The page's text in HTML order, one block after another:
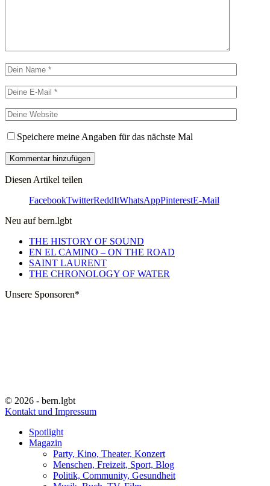
Speichere meine Angaben für das nächste Mal
Diesen Artikel teilen
FacebookTwitterReddItWhatsAppPinterestE-Mail
Neu auf bern.lgbt
THE HISTORY OF SOUND
EN EL CAMINO – ON THE ROAD
SAINT LAURENT
THE CHRONOLOGY OF WATER
Unsere Sponsoren*
© 2026 - bern.lgbt
Kontakt und Impressum
Spotlight
Magazin
Party, Kino, Theater, Konzert
Menschen, Freizeit, Sport, Blog
Politik, Community, Gesundheit